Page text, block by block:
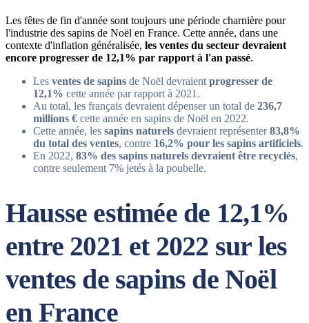
Les fêtes de fin d'année sont toujours une période charnière pour
l'industrie des sapins de Noël en France. Cette année, dans une
contexte d'inflation généralisée, les ventes du secteur devraient
encore progresser de 12,1% par rapport à l'an passé.
Les ventes de sapins de Noël devraient progresser de
12,1% cette année par rapport à 2021.
Au total, les français devraient dépenser un total de 236,7
millions € cette année en sapins de Noël en 2022.
Cette année, les sapins naturels devraient représenter83,8%
du total des ventes, contre 16,2% pour les sapins artificiels.
En 2022, 83% des sapins naturels devraient être recyclés,
contre seulement 7% jetés à la poubelle.
Hausse estimée de 12,1%
entre 2021 et 2022 sur les
ventes de sapins de Noël
en France